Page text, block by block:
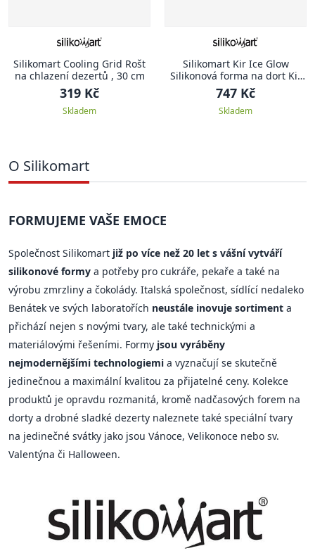
Silikomart Cooling Grid Rošt
na chlazení dezertů , 30 cm
319 Kč
Skladem
Silikomart Kir Ice Glow
Silikonová forma na dort Kit
Ice Glow
747 Kč
Skladem
O Silikomart
FORMUJEME VAŠE EMOCE
Společnost Silikomart již po více než 20 let s vášní vytváří
silikonové formy a potřeby pro cukráře, pekaře a také na
výrobu zmrzliny a čokolády. Italská společnost, sídlící nedaleko
Benátek ve svých laboratořích neustále inovuje sortiment a
přichází nejen s novými tvary, ale také technickými a
materiálovými řešeními. Formy jsou vyráběny
nejmodernějšími technologiemi a vyznačují se skutečně
jedinečnou a maximální kvalitou za přijatelné ceny. Kolekce
produktů je opravdu rozmanitá, kromě nadčasových forem na
dorty a drobné sladké dezerty naleznete také speciální tvary
na jedinečné svátky jako jsou Vánoce, Velikonoce nebo sv.
Valentýna či Halloween.